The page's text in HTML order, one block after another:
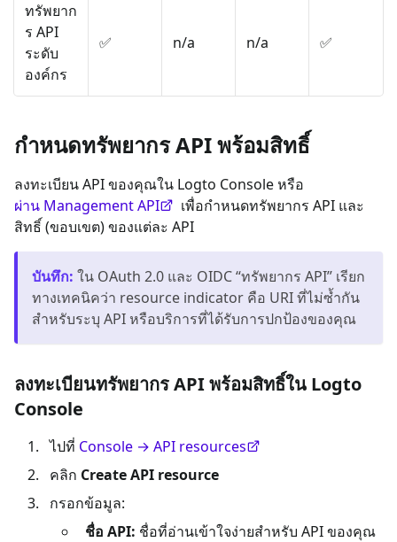
ทรัพยาก
ร API
ระดับ
องค์กร
✅ n/a n/a ✅
กำหนดทรัพยากร API พร้อมสิทธิ์
ลงทะเบียน API ของคุณใน Logto Console หรือ
ผ่าน Management API
เพื่อกำหนดทรัพยากร API และ
สิทธิ์ (ขอบเขต) ของแต่ละ API
บันทึก: ใน OAuth 2.0 และ OIDC “ทรัพยากร API” เรียก
ทางเทคนิคว่า resource indicator คือ URI ที่ไม่ซ้ำกัน
สำหรับระบุ API หรือบริการที่ได้รับการปกป้องของคุณ
ลงทะเบียนทรัพยากร API พร้อมสิทธิ์ใน Logto
Console
ไปที่ Console → API resources
คลิก Create API resource
กรอกข้อมูล:
ชื่อ API: ชื่อที่อ่านเข้าใจง่ายสำหรับ API ของคุณ